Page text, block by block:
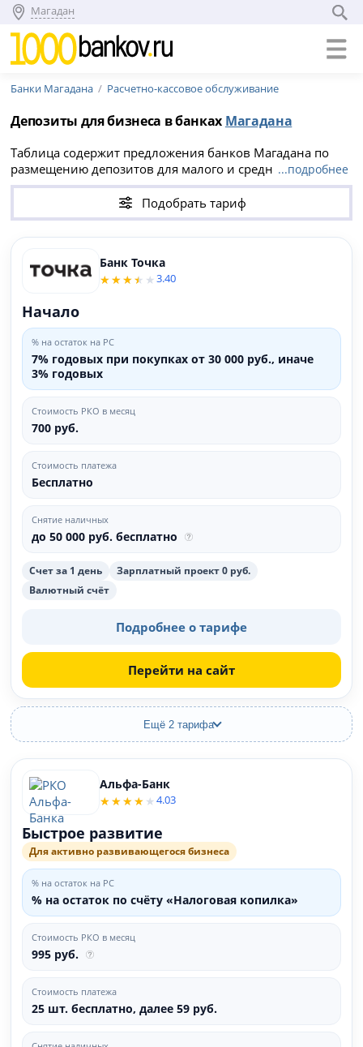
Магадан
Банки Магадана Расчетно-кассовое обслуживание
Депозиты для бизнеса в банках Магадана
Таблица содержит предложения банков Магадана по
размещению депозитов для малого и среднего бизнеса.
Доход начисляется на остаток по расчетному счету
юридического лица. Вне зависимости от наличия или
отсутствия у вас расчетного счета, вы можете сравнить
банковские тарифы для города Магадан и найти
расчетно-кассовое обслуживание с выгодными
условиями и наибольшим депозитным процентом на
остаток.
...подробнее
Подобрать тариф
Банк Точка
3.40
Начало
% на остаток на РС
7% годовых при покупках от 30 000 руб., иначе
3% годовых
Стоимость РКО в месяц
700 руб.
Стоимость платежа
Бесплатно
Снятие наличных
до 50 000 руб. бесплатно
Счет за 1 день
Зарплатный проект 0 руб.
Валютный счёт
Подробнее о тарифе
Перейти на сайт
Ещё 2 тарифа
Альфа-Банк
4.03
Быстрое развитие
Для активно развивающегося бизнеса
% на остаток на РС
% на остаток по счёту «Налоговая копилка»
Стоимость РКО в месяц
995 руб.
Стоимость платежа
25 шт. бесплатно, далее 59 руб.